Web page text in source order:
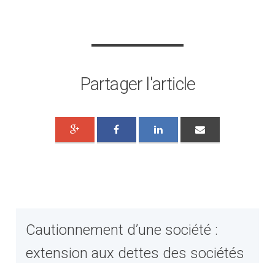
Partager l'article
Cautionnement d’une société :
extension aux dettes des sociétés